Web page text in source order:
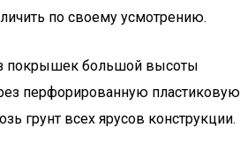
по своему усмотрению.
покрышек большой высоты
перфорированную пластиковую
грунт всех ярусов конструкции.